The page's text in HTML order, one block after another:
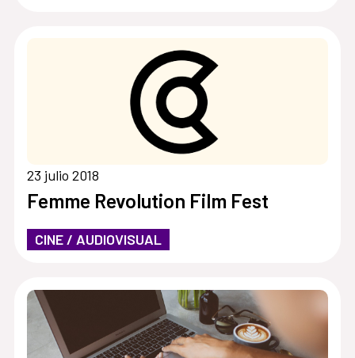
23 julio 2018
Femme Revolution Film Fest
CINE / AUDIOVISUAL